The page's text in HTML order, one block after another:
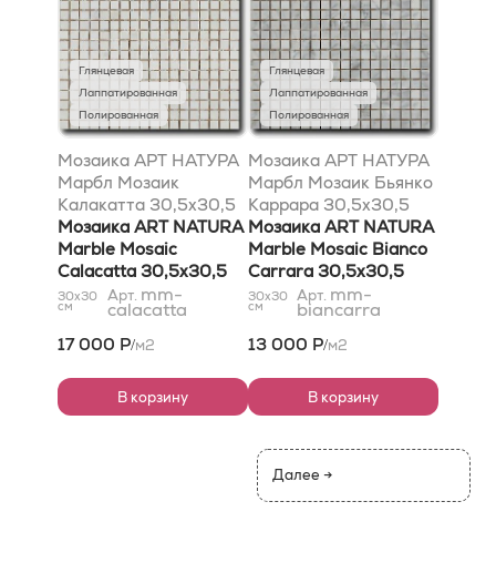
Глянцевая
Лаппатированная
Полированная
Мозаика АРТ НАТУРА
Марбл Мозаик
Калакатта 30,5x30,5
Мозаика ART NATURA
Marble Mosaic
Calacatta 30,5x30,5
30x30
см
Арт. mm-
calacatta
17 000 Р/м2
В корзину
Глянцевая
Лаппатированная
Полированная
Мозаика АРТ НАТУРА
Марбл Мозаик Бьянко
Каррара 30,5x30,5
Мозаика ART NATURA
Marble Mosaic Bianco
Carrara 30,5x30,5
30x30
см
Арт. mm-
biancarra
13 000 Р/м2
В корзину
Далее →